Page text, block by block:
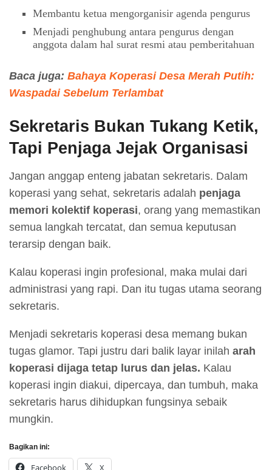
Membantu ketua mengorganisir agenda pengurus
Menjadi penghubung antara pengurus dengan
anggota dalam hal surat resmi atau pemberitahuan
Baca juga: Bahaya Koperasi Desa Merah Putih:
Waspadai Sebelum Terlambat
Sekretaris Bukan Tukang Ketik,
Tapi Penjaga Jejak Organisasi
Jangan anggap enteng jabatan sekretaris. Dalam
koperasi yang sehat, sekretaris adalah penjaga
memori kolektif koperasi, orang yang memastikan
semua langkah tercatat, dan semua keputusan
terarsip dengan baik.
Kalau koperasi ingin profesional, maka mulai dari
administrasi yang rapi. Dan itu tugas utama seorang
sekretaris.
Menjadi sekretaris koperasi desa memang bukan
tugas glamor. Tapi justru dari balik layar inilah arah
koperasi dijaga tetap lurus dan jelas. Kalau
koperasi ingin diakui, dipercaya, dan tumbuh, maka
sekretaris harus dihidupkan fungsinya sebaik
mungkin.
Bagikan ini:
Facebook X